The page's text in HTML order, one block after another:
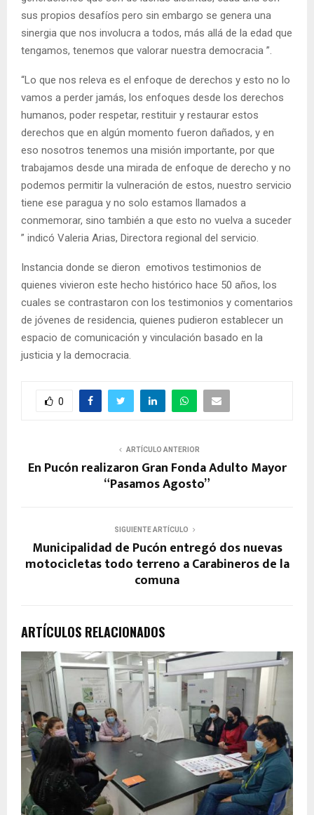
sus propios desafíos pero sin embargo se genera una
sinergia que nos involucra a todos, más allá de la edad que
tengamos, tenemos que valorar nuestra democracia ”.
“Lo que nos releva es el enfoque de derechos y esto no lo
vamos a perder jamás, los enfoques desde los derechos
humanos, poder respetar, restituir y restaurar estos
derechos que en algún momento fueron dañados, y en
eso nosotros tenemos una misión importante, por que
trabajamos desde una mirada de enfoque de derecho y no
podemos permitir la vulneración de estos, nuestro servicio
tiene ese paragua y no solo estamos llamados a
conmemorar, sino también a que esto no vuelva a suceder
” indicó Valeria Arias, Directora regional del servicio.
Instancia donde se dieron emotivos testimonios de
quienes vivieron este hecho histórico hace 50 años, los
cuales se contrastaron con los testimonios y comentarios
de jóvenes de residencia, quienes pudieron establecer un
espacio de comunicación y vinculación basado en la
justicia y la democracia.
0
ARTÍCULO ANTERIOR
En Pucón realizaron Gran Fonda Adulto Mayor
“Pasamos Agosto”
SIGUIENTE ARTÍCULO
Municipalidad de Pucón entregó dos nuevas
motocicletas todo terreno a Carabineros de la
comuna
ARTÍCULOS RELACIONADOS